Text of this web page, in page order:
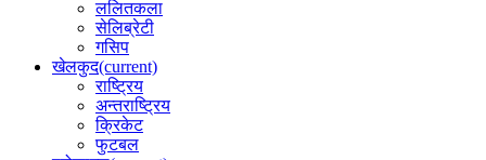
ललितकला
सेलिब्रेटी
गसिप
खेलकुद(current)
राष्ट्रिय
अन्तराष्ट्रिय
क्रिकेट
फुटबल